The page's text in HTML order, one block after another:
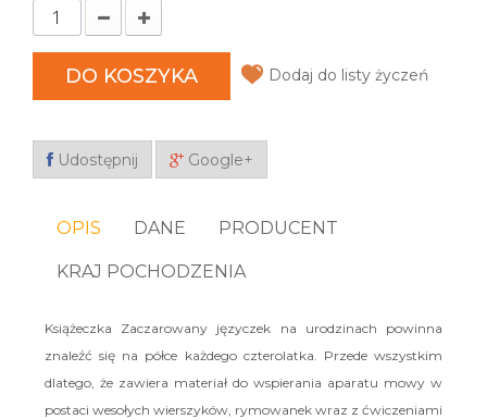
DO KOSZYKA Dodaj do listy życzeń
Udostępnij Google+
OPIS DANE PRODUCENT
KRAJ POCHODZENIA
Książeczka Zaczarowany języczek na urodzinach powinna
znaleźć się na półce każdego czterolatka. Przede wszystkim
dlatego, że zawiera materiał do wspierania aparatu mowy w
postaci wesołych wierszyków, rymowanek wraz z ćwiczeniami